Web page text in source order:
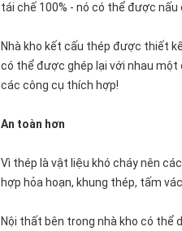
tái chế 100% - nó có thể được
Nhà kho kết cấu thép được thiết
có thể được ghép lại với nhau một
các công cụ thích hợp!
An toàn hơn
Vì thép là vật liệu khó cháy nên
hợp hỏa hoạn, khung thép, tấm
Nội thất bên trong nhà kho có thể